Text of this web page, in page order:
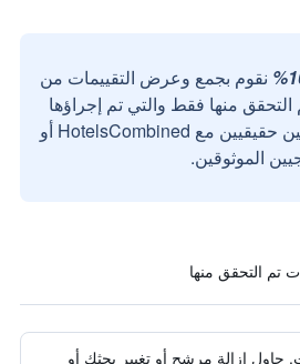
نقوم بجمع وعرض التقييمات من
منها فقط والتي تم إجراؤها
بواسطة مستخدمين حقيقيين مع HotelsCombined أو
الموثوقين.
حاول إزالة مرشح أو تغيير بحثك أو